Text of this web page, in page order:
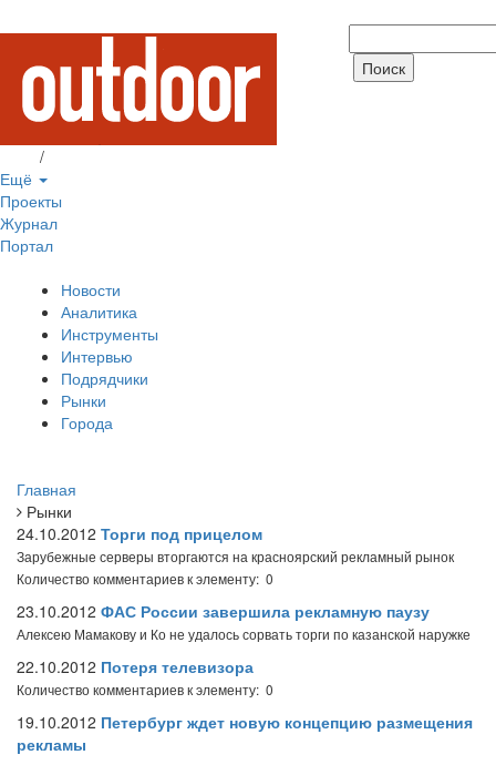
/
Ещё
Проекты
Журнал
Портал
Новости
Аналитика
Инструменты
Интервью
Подрядчики
Рынки
Города
Главная
Рынки
24.10.2012 Торги под прицелом
Зарубежные серверы вторгаются на красноярский рекламный рынок
Количество комментариев к элементу: 0
23.10.2012 ФАС России завершила рекламную паузу
Алексею Мамакову и Ко не удалось сорвать торги по казанской наружке
22.10.2012 Потеря телевизора
Количество комментариев к элементу: 0
19.10.2012 Петербург ждет новую концепцию размещения
рекламы